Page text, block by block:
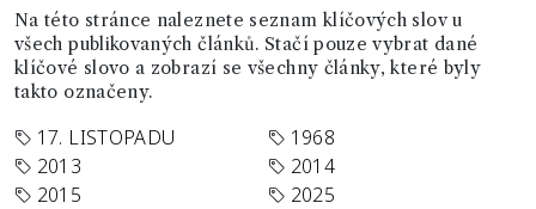
Na této stránce naleznete seznam klíčových slov u
všech publikovaných článků. Stačí pouze vybrat dané
klíčové slovo a zobrazí se všechny články, které byly
takto označeny.
17. LISTOPADU
1968
2013
2014
2015
2025